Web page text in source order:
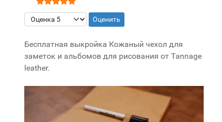
Рейтинг:5/5
Пожалуйста, оцените
Бесплатная выкройка Кожаный чехол для
заметок и альбомов для рисования от Tannage
leather.